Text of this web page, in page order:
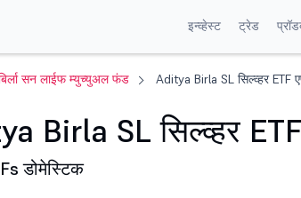
इन्व्हेस्ट ट्रेड
सन लाईफ म्युच्युअल फंड Aditya Birla SL सिल्व्हर ETF
Birla SL सिल्व्हर
डोमेस्टिक